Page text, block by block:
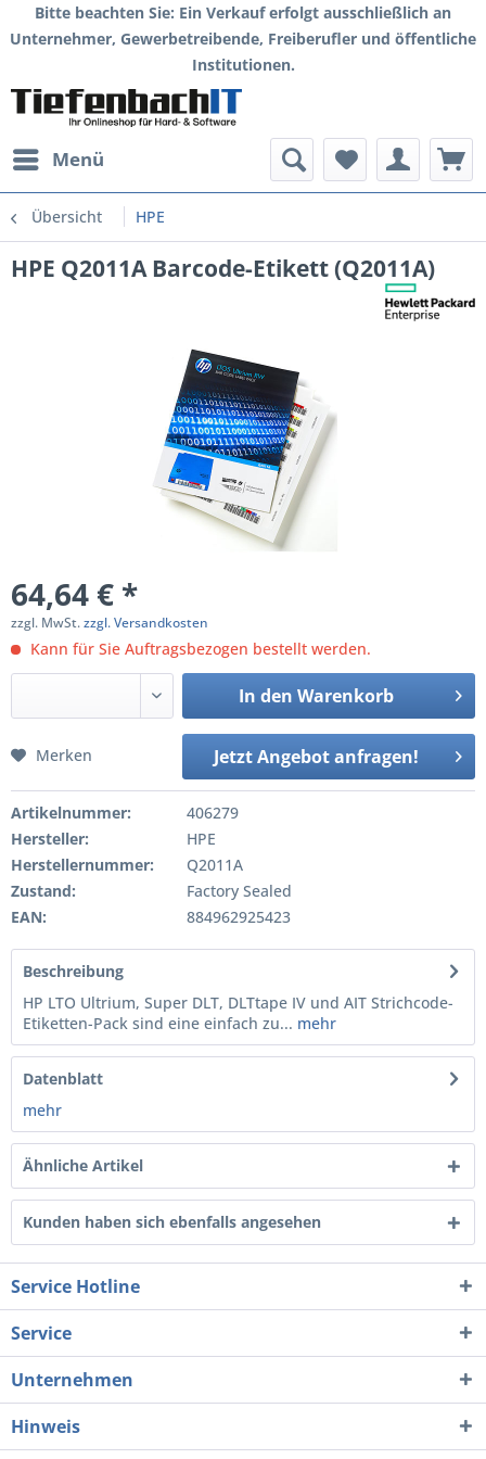
Bitte beachten Sie: Ein Verkauf erfolgt ausschließlich an
Unternehmer, Gewerbetreibende, Freiberufler und öffentliche
Institutionen.
Menü
Übersicht HPE
HPE Q2011A Barcode-Etikett (Q2011A)
64,64 € *
zzgl. MwSt.zzgl. Versandkosten
Kann für Sie Auftragsbezogen bestellt werden.
In den Warenkorb
Jetzt Angebot anfragen!
Merken
Artikelnummer:
406279
Hersteller:
HPE
Herstellernummer:
Q2011A
Zustand:
Factory Sealed
EAN:
884962925423
Beschreibung
HP LTO Ultrium, Super DLT, DLTtape IV und AIT Strichcode-
Etiketten-Pack sind eine einfach zu... mehr
Datenblatt
mehr
Ähnliche Artikel
Kunden haben sich ebenfalls angesehen
Service Hotline
Service
Unternehmen
Hinweis